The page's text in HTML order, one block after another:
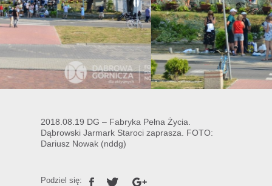
2018.08.19 DG – Fabryka Pełna Życia.
Dąbrowski Jarmark Staroci zaprasza. FOTO:
Dariusz Nowak (nddg)
Podziel się: